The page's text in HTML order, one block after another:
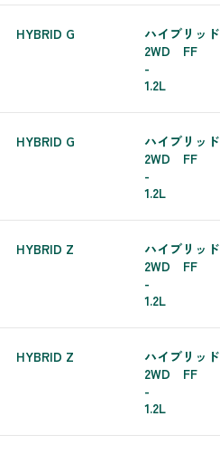
HYBRID G
ハイブリッド
2WD FF
-
1.2L
HYBRID G
ハイブリッド
2WD FF
-
1.2L
HYBRID Z
ハイブリッド
2WD FF
-
1.2L
HYBRID Z
ハイブリッド
2WD FF
-
1.2L